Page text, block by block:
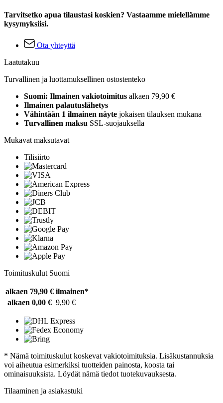
Tarvitsetko apua tilaustasi koskien? Vastaamme mielellämme
kysymyksiisi.
Ota yhteyttä
Laatutakuu
Turvallinen ja luottamuksellinen ostostenteko
Suomi: Ilmainen vakiotoimitus alkaen 79,90 €
Ilmainen palautuslähetys
Vähintään 1 ilmainen näyte jokaisen tilauksen mukana
Turvallinen maksu SSL-suojauksella
Mukavat maksutavat
Tilisiirto
Toimituskulut Suomi
alkaen 79,90 € ilmainen*
alkaen 0,00 € 9,90 €
* Nämä toimituskulut koskevat vakiotoimituksia. Lisäkustannuksia
voi aiheutua esimerkiksi tuotteiden painosta, koosta tai
ominaisuuksista. Löydät nämä tiedot tuotekuvauksesta.
Tilaaminen ja asiakastuki